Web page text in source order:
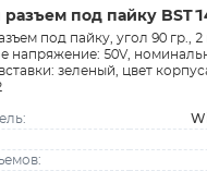
под пайку
под пайку, угол 90 гр., 2
напряжение: 50V,
зеленый, цвет